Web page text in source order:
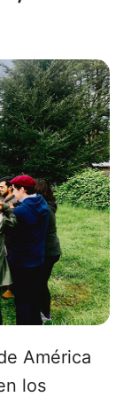
América
los